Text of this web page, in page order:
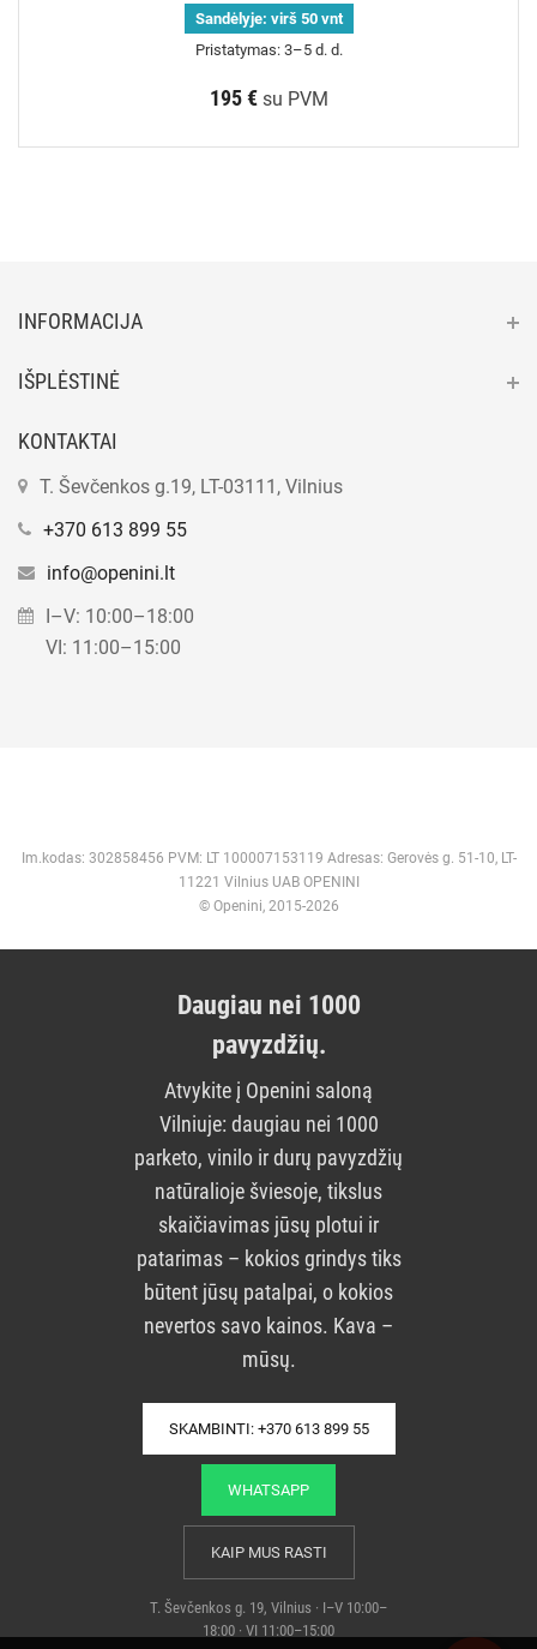
Sandėlyje: virš 50 vnt
Pristatymas: 3–5 d. d.
195 € su PVM
INFORMACIJA
IŠPLĖSTINĖ
KONTAKTAI
T. Ševčenkos g.19, LT-03111, Vilnius
+370 613 899 55
info@openini.lt
I–V: 10:00–18:00
VI: 11:00–15:00
Im.kodas: 302858456 PVM: LT 100007153119 Adresas: Gerovės g. 51-10, LT-
11221 Vilnius UAB OPENINI
© Openini, 2015-2026
Daugiau nei 1000
pavyzdžių.
Atvykite į Openini saloną
Vilniuje: daugiau nei 1000
parketo, vinilo ir durų pavyzdžių
natūralioje šviesoje, tikslus
skaičiavimas jūsų plotui ir
patarimas – kokios grindys tiks
būtent jūsų patalpai, o kokios
nevertos savo kainos. Kava –
mūsų.
SKAMBINTI: +370 613 899 55
WHATSAPP
KAIP MUS RASTI
T. Ševčenkos g. 19, Vilnius · I–V 10:00–
18:00 · VI 11:00–15:00